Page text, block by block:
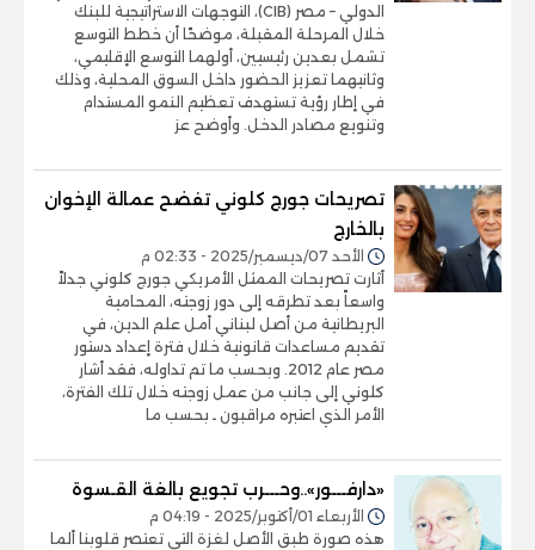
الدولي – مصر (CIB)، التوجهات الاستراتيجية للبنك
خلال المرحلة المقبلة، موضحًا أن خطط التوسع
تشمل بعدين رئيسيين، أولهما التوسع الإقليمي،
وثانيهما تعزيز الحضور داخل السوق المحلية، وذلك
في إطار رؤية تستهدف تعظيم النمو المستدام
وتنويع مصادر الدخل. وأوضح عز
تصريحات جورج كلوني تفضح عمالة الإخوان
بالخارج
الأحد 07/ديسمبر/2025 - 02:33 م
أثارت تصريحات الممثل الأمريكي جورج كلوني جدلاً
واسعاً بعد تطرقه إلى دور زوجته، المحامية
البريطانية من أصل لبناني أمل علم الدين، في
تقديم مساعدات قانونية خلال فترة إعداد دستور
مصر عام 2012. وبحسب ما تم تداوله، فقد أشار
كلوني إلى جانب من عمل زوجته خلال تلك الفترة،
الأمر الذي اعتبره مراقبون ـ بحسب ما
«دارفـــور»..وحـــرب تجويع بالغة القـسوة
الأربعاء 01/أكتوبر/2025 - 04:19 م
هذه صورة طبق الأصل لغزة التي تعتصر قلوبنا ألما